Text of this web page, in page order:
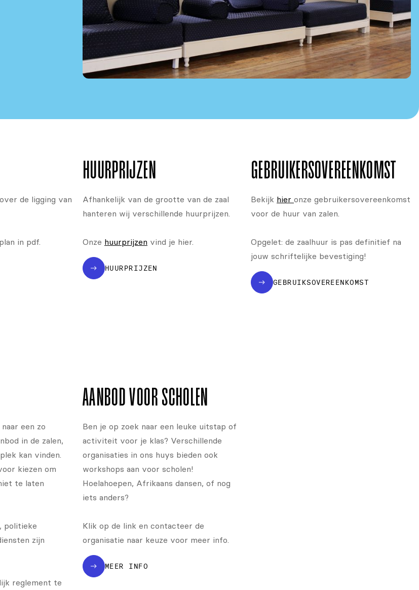
de ligging van
in pdf.
HUURPRIJZEN
Afhankelijk van de grootte van de zaal
hanteren wij verschillende huurprijzen.
Onze huurprijzen vind je hier.
HUURPRIJZEN
GEBRUIKERS­OVEREENKOMST
Bekijk hier onze gebruikers­overeen­komst
voor de huur van zalen.
Opgelet: de zaalhuur is pas definitief na
jouw schriftelijke bevestiging!
GEBRUIKSOVEREENKOMST
een zo
in de zalen,
kan vinden.
kiezen om
te laten
politieke
zijn
reglement te
AANBOD VOOR SCHOLEN
Ben je op zoek naar een leuke uitstap of
activiteit voor je klas? Verschillende
organisaties in ons huys bieden ook
workshops aan voor scholen!
Hoelahoepen, Afrikaans dansen, of nog
iets anders?
Klik op de link en contacteer de
organisatie naar keuze voor meer info.
MEER INFO